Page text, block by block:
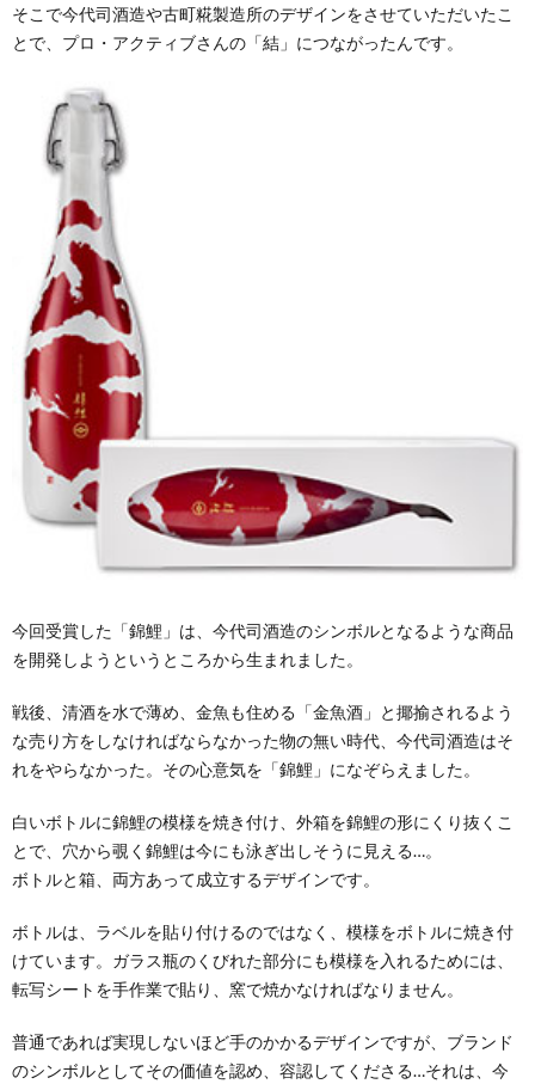
そこで今代司酒造や古町糀製造所のデザインをさせていただいたこ
とで、プロ・アクティブさんの「結」につながったんです。
今回受賞した「錦鯉」は、今代司酒造のシンボルとなるような商品
を開発しようというところから生まれました。
戦後、清酒を水で薄め、金魚も住める「金魚酒」と揶揄されるよう
な売り方をしなければならなかった物の無い時代、今代司酒造はそ
れをやらなかった。その心意気を「錦鯉」になぞらえました。
白いボトルに錦鯉の模様を焼き付け、外箱を錦鯉の形にくり抜くこ
とで、穴から覗く錦鯉は今にも泳ぎ出しそうに見える…。
ボトルと箱、両方あって成立するデザインです。
ボトルは、ラベルを貼り付けるのではなく、模様をボトルに焼き付
けています。ガラス瓶のくびれた部分にも模様を入れるためには、
転写シートを手作業で貼り、窯で焼かなければなりません。
普通であれば実現しないほど手のかかるデザインですが、ブランド
のシンボルとしてその価値を認め、容認してくださる…それは、今